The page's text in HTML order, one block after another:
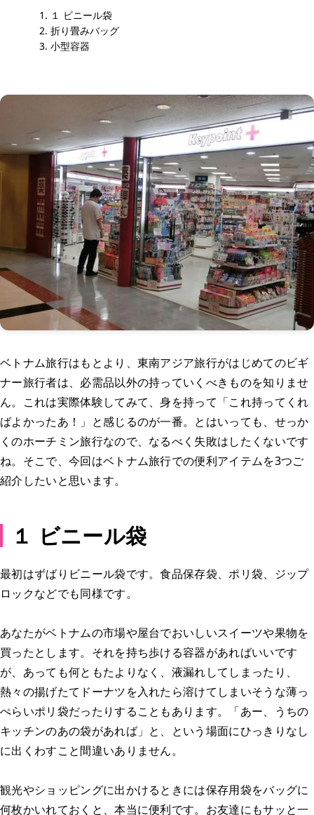
１ ビニール袋
折り畳みバッグ
小型容器
ベトナム旅行はもとより、東南アジア旅行がはじめてのビギ
ナー旅行者は、必需品以外の持っていくべきものを知りませ
ん。これは実際体験してみて、身を持って「これ持ってくれ
ばよかったあ！」と感じるのが一番。とはいっても、せっか
くのホーチミン旅行なので、なるべく失敗はしたくないです
ね。そこで、今回はベトナム旅行での便利アイテムを3つご
紹介したいと思います。
１ ビニール袋
最初はずばりビニール袋です。食品保存袋、ポリ袋、ジップ
ロックなどでも同様です。
あなたがベトナムの市場や屋台でおいしいスイーツや果物を
買ったとします。それを持ち歩ける容器があればいいです
が、あっても何ともたよりなく、液漏れしてしまったり、
熱々の揚げたてドーナツを入れたら溶けてしまいそうな薄っ
ぺらいポリ袋だったりすることもあります。「あー、うちの
キッチンのあの袋があれば」と、という場面にひっきりなし
に出くわすこと間違いありません。
観光やショッピングに出かけるときには保存用袋をバッグに
何枚かいれておくと、本当に便利です。お友達にもサッと一